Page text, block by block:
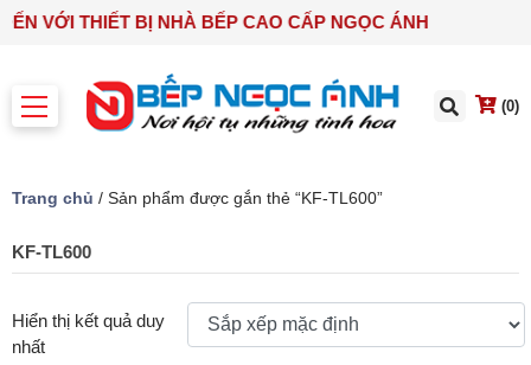
ĐẾN VỚI THIẾT BỊ NHÀ BẾP CAO CẤP NGỌC ÁNH
(0)
Trang chủ / Sản phẩm được gắn thẻ “KF-TL600”
KF-TL600
Hiển thị kết quả duy
nhất